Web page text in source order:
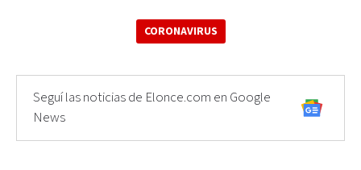
CORONAVIRUS
Seguí las noticias de Elonce.com en Google
News